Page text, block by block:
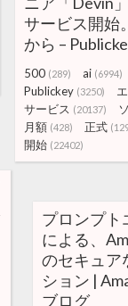
サービス開始
から –
500 (289) ai (6994)
Publickey (3250)
サービス (20137)
月額 (428) 正式
開始 (22402)
プロンプト
による、
のセキュア
ション |
ブログ